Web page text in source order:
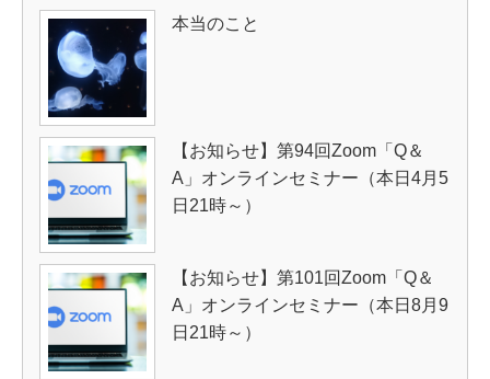
本当のこと
【お知らせ】第94回Zoom「Q＆
A」オンラインセミナー（本日4月5
日21時～）
【お知らせ】第101回Zoom「Q＆
A」オンラインセミナー（本日8月9
日21時～）